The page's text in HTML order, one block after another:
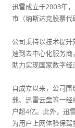
迅雷成立于2003年
市（纳斯达克股票代
公司秉持以技术提
速到去中心化服务商
助力实现国家数字经
自成立以来，公司
载、迅雷云盘等一
户超4亿。此外，迅
为用户上网体验保驾